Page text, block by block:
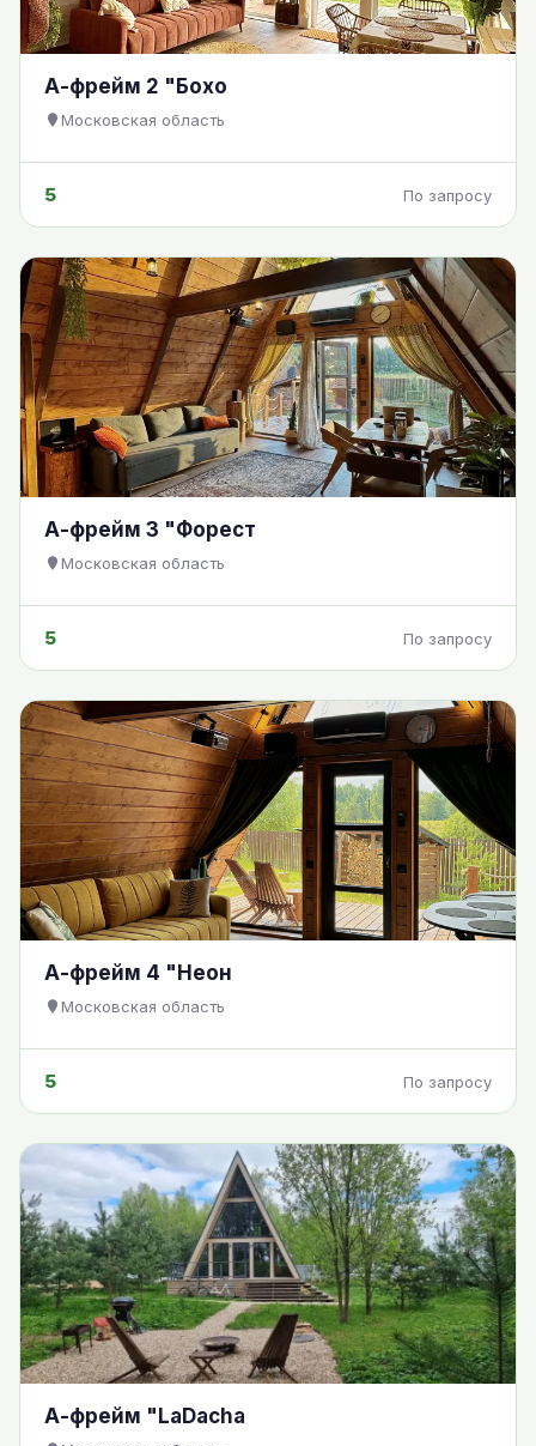
А-фрейм 2 "Бохо
Московская область
5 По запросу
А-фрейм 3 "Форест
Московская область
5 По запросу
А-фрейм 4 "Неон
Московская область
5 По запросу
А-фрейм "LaDacha